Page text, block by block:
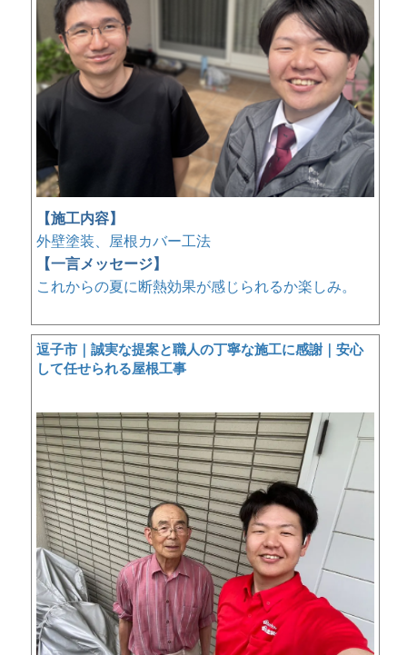
【施工内容】
外壁塗装、屋根カバー工法
【一言メッセージ】
これからの夏に断熱効果が感じられるか楽しみ。
逗子市｜誠実な提案と職人の丁寧な施工に感謝｜安心
して任せられる屋根工事